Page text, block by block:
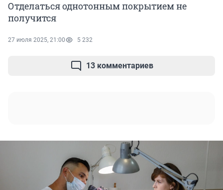
Отделаться однотонным покрытием не
получится
27 июля 2025, 21:00 5 232
13 комментариев